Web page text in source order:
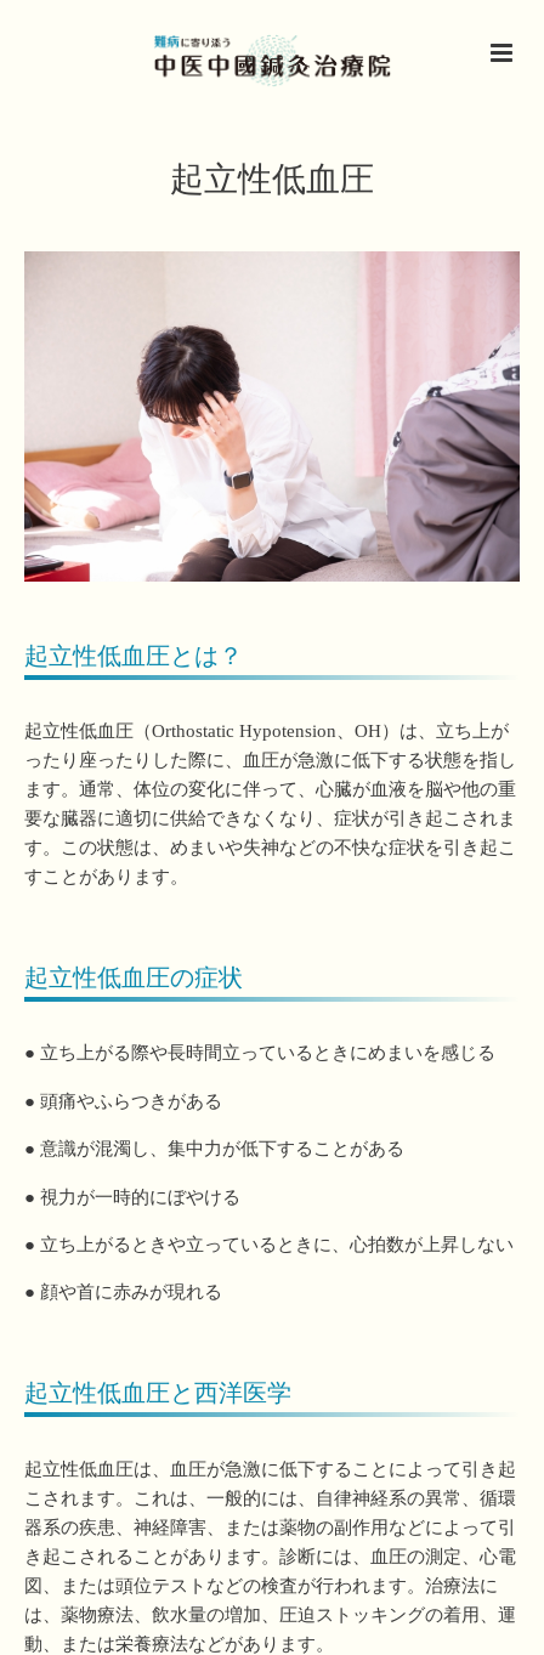
起立性低血圧
起立性低血圧とは？
起立性低血圧（Orthostatic Hypotension、OH）は、立ち上が
ったり座ったりした際に、血圧が急激に低下する状態を指し
ます。通常、体位の変化に伴って、心臓が血液を脳や他の重
要な臓器に適切に供給できなくなり、症状が引き起こされま
す。この状態は、めまいや失神などの不快な症状を引き起こ
すことがあります。
起立性低血圧の症状
● 立ち上がる際や長時間立っているときにめまいを感じる
● 頭痛やふらつきがある
● 意識が混濁し、集中力が低下することがある
● 視力が一時的にぼやける
● 立ち上がるときや立っているときに、心拍数が上昇しない
● 顔や首に赤みが現れる
起立性低血圧と西洋医学
起立性低血圧は、血圧が急激に低下することによって引き起
こされます。これは、一般的には、自律神経系の異常、循環
器系の疾患、神経障害、または薬物の副作用などによって引
き起こされることがあります。診断には、血圧の測定、心電
図、または頭位テストなどの検査が行われます。治療法に
は、薬物療法、飲水量の増加、圧迫ストッキングの着用、運
動、または栄養療法などがあります。